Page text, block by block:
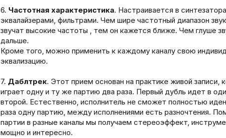
6. Частотная характеристика. Настраивается в
эквалайзерами, фильтрами. Чем шире частотный диапазон
звучат высокие частоты , тем он кажется ближе. Чем глуше
дальше.
Кроме того, можно применить к каждому каналу свою
эквализацию.
7. Даблтрек. Этот прием основан на практике живой записи,
играет одну и ту же партию два раза. Первый дубль идет в
второй. Естественно, исполнитель не сможет полностью
раза одну партию, между исполнениями есть разночтения.
партии в разные каналы мы получаем стереоэффект,
мощно и интересно.